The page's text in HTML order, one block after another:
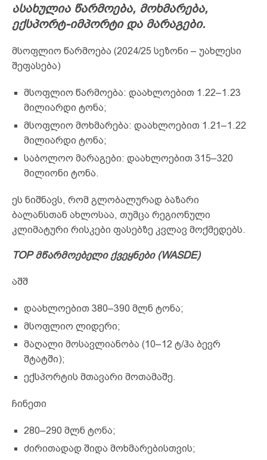
ასახულია წარმოება, მოხმარება,
ექსპორტ-იმპორტი და მარაგები.
მსოფლიო წარმოება (2024/25 სეზონი – უახლესი
შეფასება)
მსოფლიო წარმოება: დაახლოებით 1.22–1.23
მილიარდი ტონა;
მსოფლიო მოხმარება: დაახლოებით 1.21–1.22
მილიარდი ტონა;
საბოლოო მარაგები: დაახლოებით 315–320
მილიონი ტონა.
ეს ნიშნავს, რომ გლობალურად ბაზარი
ბალანსთან ახლოსაა, თუმცა რეგიონული
კლიმატური რისკები ფასებზე კვლავ მოქმედებს.
TOP მწარმოებელი ქვეყნები (WASDE)
აშშ
დაახლოებით 380–390 მლნ ტონა;
მსოფლიო ლიდერი;
მაღალი მოსავლიანობა (10–12 ტ/ჰა ბევრ
შტატში);
ექსპორტის მთავარი მოთამაშე.
ჩინეთი
280–290 მლნ ტონა;
ძირითადად შიდა მოხმარებისთვის;